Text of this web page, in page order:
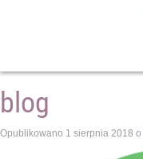
blog
Opublikowano 1 sierpnia 2018 o